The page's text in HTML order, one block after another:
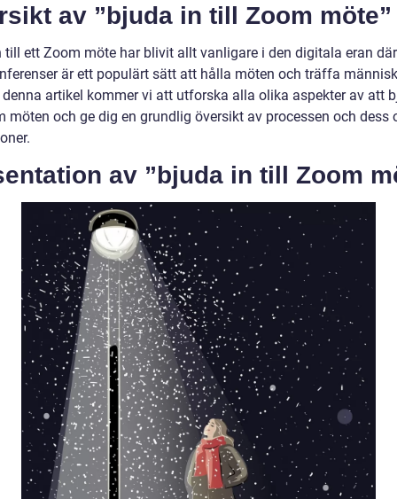
av ”bjuda in till Zoom möte”
till ett Zoom möte har blivit allt vanligare i den digitala eran där
är ett populärt sätt att hålla möten och träffa
denna artikel kommer vi att utforska alla olika aspekter av att
möten och ge dig en grundlig översikt av processen och dess
av ”bjuda in till Zoom